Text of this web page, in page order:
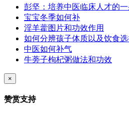
彭坚：培养中医临床人才的
宝宝冬季如何补
淫羊藿图片和功效作用
如何分辨孩子体质以及饮食选
中医如何补气
牛蒡子枸杞粥做法和功效
×
赞赏支持